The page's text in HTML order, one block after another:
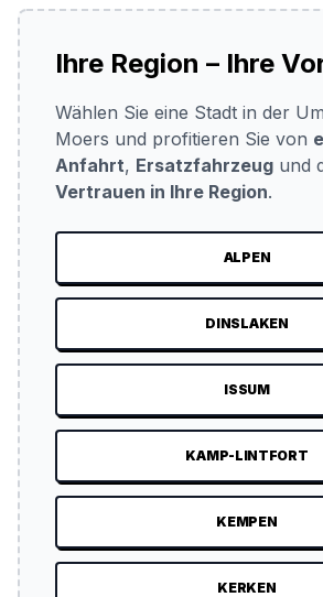
Ihre Region – Ihre
Wählen Sie eine Stadt in der
Moers und profitieren Sie von
Anfahrt, Ersatzfahrzeug und
Vertrauen in Ihre Region.
ALPEN
DINSLAKEN
ISSUM
KAMP-LINTFORT
KEMPEN
KERKEN